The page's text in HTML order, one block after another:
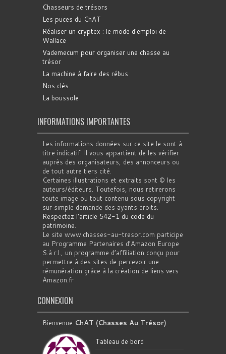
Chasseurs de trésors
Les puces du ChAT
Réaliser un cryptex : le mode d'emploi de
Wallace
Vademecum pour organiser une chasse au
trésor
La machine à faire des rébus
Nos clés
La boussole
INFORMATIONS IMPORTANTES
Les informations données sur ce site le sont à
titre indicatif. Il vous appartient de les vérifier
auprès des organisateurs, des annonceurs ou
de tout autre tiers cité.
Certaines illustrations et extraits sont © les
auteurs/éditeurs. Toutefois, nous retirerons
toute image ou tout contenu sous copyright
sur simple demande des ayants droits.
Respectez l'article 542-1 du code du
patrimoine.
Le site www.chasses-au-tresor.com participe
au Programme Partenaires d’Amazon Europe
S.à r.l., un programme d’affiliation conçu pour
permettre à des sites de percevoir une
rémunération grâce à la création de liens vers
Amazon.fr
CONNEXION
Bienvenue ChAT (Chasses Au Trésor) .
Tableau de bord